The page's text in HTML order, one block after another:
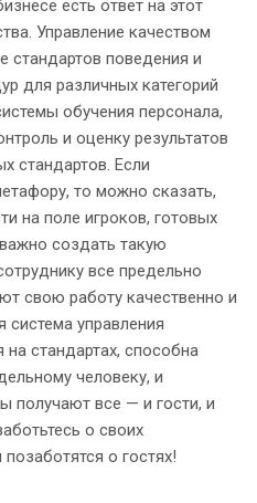
есть ответ на этот
Управление качеством
стандартов поведения и
для различных категорий
обучения персонала,
и оценку результатов
стандартов. Если
то можно сказать,
на поле игроков, готовых
создать такую
все предельно
свою работу качественно и
управления
на стандартах, способна
человеку, и
получают все — и гости, и
о своих
о гостях!